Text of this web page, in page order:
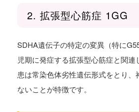
2. 拡張型心筋症 1GG
SDHA遺伝子の特定の変異（特に
児期に発症する拡張型心筋症と関
患は常染色体劣性遺伝形式をとり、
ないことが特徴です。